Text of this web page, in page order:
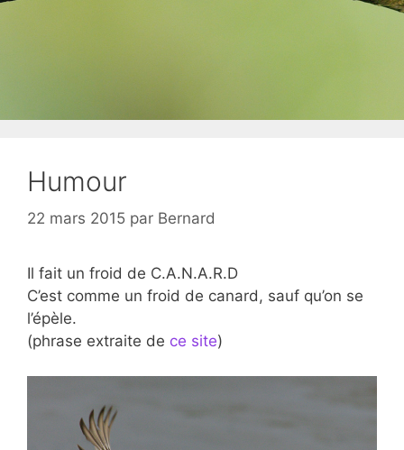
Humour
22 mars 2015 par Bernard
Il fait un froid de C.A.N.A.R.D
C’est comme un froid de canard, sauf qu’on se
l’épèle.
(phrase extraite de ce site)